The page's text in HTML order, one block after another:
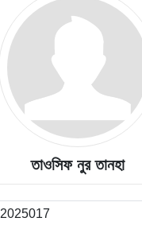
তাওসিফ নুর তানহা
2025017